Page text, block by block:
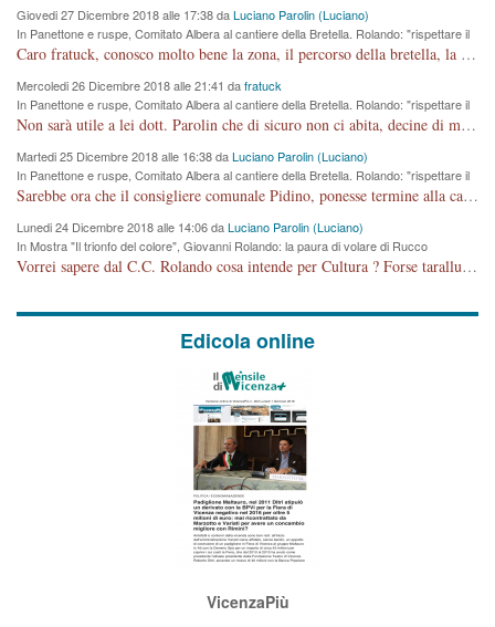
Giovedi 27 Dicembre 2018 alle 17:38 daLuciano Parolin (Luciano)
In Panettone e ruspe, Comitato Albera al cantiere della Bretella. Rolando: "rispettare il
cronoprogramma"
Caro fratuck, conosco molto bene la zona, il percorso della bretella, la situazione dei cittadini, abito in Viale Trento. A partire dal 2003 ho partecipato al Comitato di Maddalene pro bretella, e a riunioni propositive per apportare modifiche al progetto. Numerose mie foto del territorio sono arrivate a Roma, altri miei interventi (non graditi dalla Sx) sono stati pubblicati dal GdV, assieme ad altri come Ciro Asproso, ora favorevole alla bretella. Ho partecipato alla raccolta firme per la chiusura della strada x 5 giorni eseguita dal Sindaco Hullwech per sforamento 180 Micro/g. Pertanto come impegno per la tematica sono apposto con la coscienza. Ora il Progetto è partito, fine! Voglio dire che la nuova Giunta "comunale" non c'entra più. L'opera sarà "malauguratamente" eseguita, ma non con il mio placet. Il Consigliere Comunale dovrebbe capire che la campagna elettorale è finita, con buona pace di tutti. Quello che invece dovrebbe interessare è la proprietà della strada, dall'uscita autostradale Ovest, sino alla Rotatoria dell'Albara, vi sono tre possessori: Autostrade SpA; La Provincia, il Comune. Come la mettiamo per il futuro ? I costi, da 50 sono saliti a 100 milioni di € come dire 20 milioni a KM (!) da non credere. Comunque si farà. Ma nessuno canti Vittoria, anzi meglio non farne un ulteriore fatto "partitico" per questioni elettorali o di seggio. Se mi manda la sua mail, sono disponibile ad inviare i documenti e le foto sopra descritte. Con ossequi, Luciano Parolin
Mercoledi 26 Dicembre 2018 alle 21:41 dafratuck
In Panettone e ruspe, Comitato Albera al cantiere della Bretella. Rolando: "rispettare il
cronoprogramma"
Non sarà utile a lei dott. Parolin che di sicuro non ci abita, decine di migliaia di TIR, automobili e padroncini che passano quotidianamente per una strada appena rotabile, non è più possibile stendere i panni, attraversare la strada senza rischiare la morte, le case stanno crepando, i tempi sono cambiati e la bretella non passerà assolutamente per maddalene (ma cosa sta a dire?!), dia invece responsabilità a chi ha costruito tagliando la strada che doveva invece terminare a isola vicentina e non al moracchino lasciando Motta di Costabissara ancora in panne di traffico. I tempi sono cambiati dottore e se l'anagrafe della vita stagna nell'essere umano impressioni conservatrici, la società non le considera perchè va avanti, si industrializza e ha bisogno di infrastrutture e di sviluppo. Ultima considerazione, se è geloso di Rolando perchè vede in lui solo campagne politiche mentre si difendono i SOLI diritti dei cittadini, la preghiamo faccia considerazioni più appropriate. Saluti e complimenti per i suoi scritti.
Martedi 25 Dicembre 2018 alle 16:38 daLuciano Parolin (Luciano)
In Panettone e ruspe, Comitato Albera al cantiere della Bretella. Rolando: "rispettare il
cronoprogramma"
Sarebbe ora che il consigliere comunale Pidino, ponesse termine alla campagna elettorale nel territorio del suo seggio Villaggio del Sole. La tiraca è iniziata, distruggerà 6 km di prateria ovest della città, ricca di fonti e sorgenti d'acqua. I cittadini di Maddalene non avranno più Pace la notte. Molta colpa per la costruzione di questa Strada è proprio del signor Rolando,dei suoi gazebo mobili e che vuol far passare questa opera VANDALICA come progetto "utile" a chi ? Non è cosa seria sig. Rolando!
Lunedi 24 Dicembre 2018 alle 14:06 daLuciano Parolin (Luciano)
In Mostra "Il trionfo del colore", Giovanni Rolando: la paura di volare di Rucco
Vorrei sapere dal C.C. Rolando cosa intende per Cultura ? Forse tarallucci, vino e sagre, o spaghetti tricolori del PD ? Il continuo (s)parlare della mostra a Palazzo Chiericati caro consigliere DANNEGGIA FORTEMENTE l'immagine della città TUTTA e fa deviare i consensi che in RUSSIA (badi bene ex U.R.S.S.) sono ECCELLENTI. A livello artistico l'evento è di alta Valenza culturale, COMPITO di Tutta la Cittadinanza fare il possibile per propagandare l'iniziativa senza farne UN CASO PARTITICO come fa Lei da sempre. Meno Gazebo + Partecipazione! E così sia. Amen.
Edicola online
VicenzaPiù